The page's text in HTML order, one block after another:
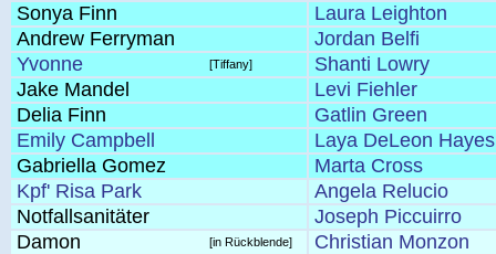
Sonya Finn
Laura Leighton
Andrew Ferryman
Jordan Belfi
Yvonne
[Tiffany]
Shanti Lowry
Jake Mandel
Levi Fiehler
Delia Finn
Gatlin Green
Emily Campbell
Laya DeLeon Hayes
Gabriella Gomez
Marta Cross
Kpf' Risa Park
Angela Relucio
Notfallsanitäter
Joseph Piccuirro
Damon
[in Rückblende]
Christian Monzon